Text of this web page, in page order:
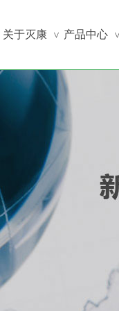
关于灭康 > 产品中心 >